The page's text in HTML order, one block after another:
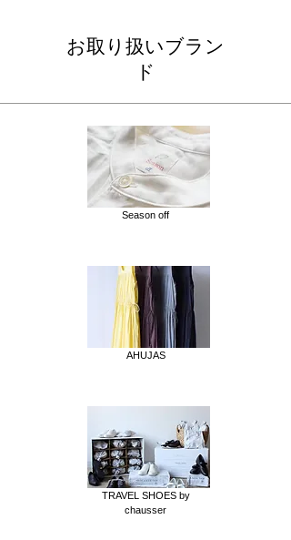
​お取り扱いブラン
ド
Season off
AHUJAS
TRAVEL SHOES by
chausser